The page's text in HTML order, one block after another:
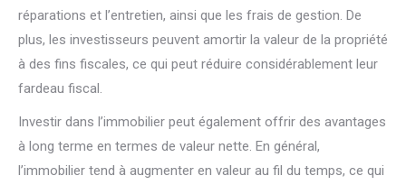
réparations et l’entretien, ainsi que les frais de gestion. De
plus, les investisseurs peuvent amortir la valeur de la propriété
à des fins fiscales, ce qui peut réduire considérablement leur
fardeau fiscal.
Investir dans l’immobilier peut également offrir des avantages
à long terme en termes de valeur nette. En général,
l’immobilier tend à augmenter en valeur au fil du temps, ce qui